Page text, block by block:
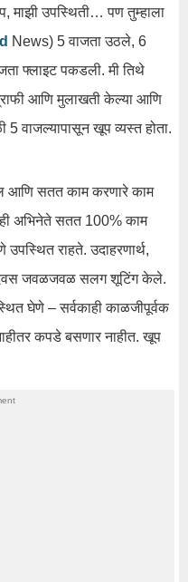
माझी उपस्थिती… पण तुम्हाला
News) 5 वाजता उठले, 6
फ्लाइट पकडली. मी तिथे
आणि मुलाखती केल्या आणि
वाजल्यापासून खूप व्यस्त होता.
आणि सतत काम करणारे काम
अभिनेते सतत 100% काम
उपस्थित राहते. उदाहरणार्थ,
जवळजवळ सलग शूटिंग केले.
घेणे – सर्वकाही काळजीपूर्वक
कपडे बसणार नाहीत. खूप